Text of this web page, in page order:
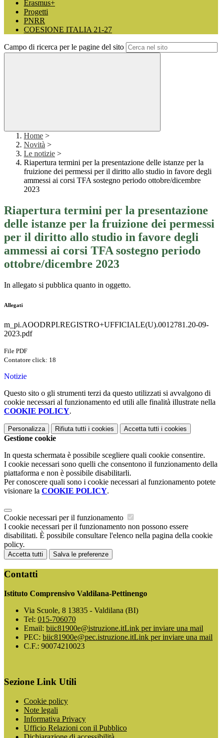
Erasmus+
Progetti
PNRR
COESIONE ITALIA 21-27
Campo di ricerca per le pagine del sito
Home >
Novità >
Le notizie >
Riapertura termini per la presentazione delle istanze per la
fruizione dei permessi per il diritto allo studio in favore degli
ammessi ai corsi TFA sostegno periodo ottobre/dicembre
2023
Riapertura termini per la presentazione
delle istanze per la fruizione dei permessi
per il diritto allo studio in favore degli
ammessi ai corsi TFA sostegno periodo
ottobre/dicembre 2023
In allegato si pubblica quanto in oggetto.
Allegati
m_pi.AOODRPI.REGISTRO+UFFICIALE(U).0012781.20-09-
2023.pdf
File PDF
Contatore click: 18
Notizie
Questo sito o gli strumenti terzi da questo utilizzati si avvalgono di
cookie necessari al funzionamento ed utili alle finalità illustrate nella
COOKIE POLICY.
Personalizza Rifiuta tutti i cookies Accetta tutti i cookies
Gestione cookie
In questa schermata è possibile scegliere quali cookie consentire.
I cookie necessari sono quelli che consentono il funzionamento della
piattaforma e non è possibile disabilitarli.
Per conoscere quali sono i cookie necessari al funzionamento potete
visionare la COOKIE POLICY.
Cookie necessari per il funzionamento
I cookie necessari per il funzionamento non possono essere
disabilitati. È possibile consultare l'elenco nella pagina della cookie
policy.
Accetta tutti Salva le preferenze
Contatti
Istituto Comprensivo Valdilana-Pettinengo
Via Scuole, 8 13835 - Valdilana (BI)
Tel: 015-706070
Email: biic81900e@istruzione.itLink per inviare una mail
PEC: biic81900e@pec.istruzione.itLink per inviare una mail
C.F.: 90074210023
Sezione Link Utili
Cookie policy
Note legali
Informativa Privacy
Ufficio Relazioni con il Pubblico